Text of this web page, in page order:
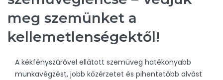
meg szemünket a
kellemetlenségektől!
A kékfényszűrővel ellátott szemüveg hatékonyabb
munkavégzést, jobb közérzetet és pihentetőbb alvást